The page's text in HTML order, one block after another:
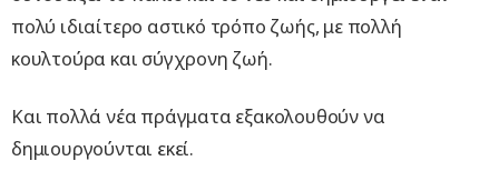
πολύ ιδιαίτερο αστικό τρόπο ζωής, με πολλή
κουλτούρα και σύγχρονη ζωή.
Και πολλά νέα πράγματα εξακολουθούν να
δημιουργούνται εκεί.